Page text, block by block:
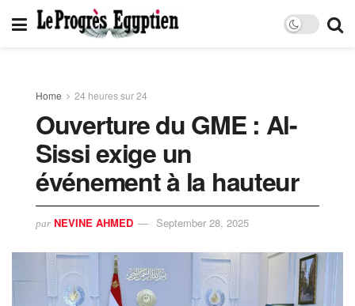
Home 24 heures sur 24
Ouverture du GME : Al-
Sissi exige un
événement à la hauteur
par NEVINE AHMED September 28, 2025